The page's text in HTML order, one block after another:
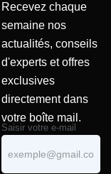
Recevez chaque
semaine nos
actualités, conseils
d'experts et offres
exclusives
directement dans
votre boîte mail.
Saisir votre e-mail